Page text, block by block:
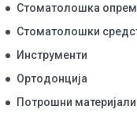
Стоматолошка
Стоматолошки
Инструменти
Ортодонција
Потрошни материјали